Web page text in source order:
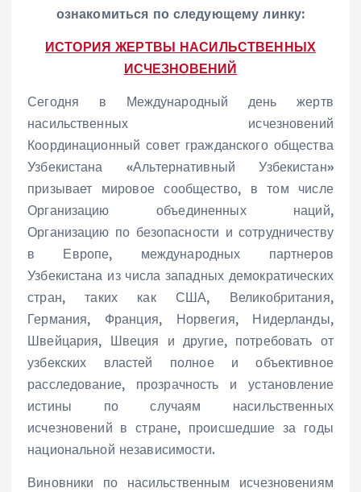
ознакомиться по следующему линку:
ИСТОРИЯ ЖЕРТВЫ НАСИЛЬСТВЕННЫХ
ИСЧЕЗНОВЕНИЙ
Сегодня в Международный день жертв
насильственных исчезновений
Координационный совет гражданского общества
Узбекистана «Альтернативный Узбекистан»
призывает мировое сообщество, в том числе
Организацию объединенных наций,
Организацию по безопасности и сотрудничеству
в Европе, международных партнеров
Узбекистана из числа западных демократических
стран, таких как США, Великобритания,
Германия, Франция, Норвегия, Нидерланды,
Швейцария, Швеция и другие, потребовать от
узбекских властей полное и объективное
расследование, прозрачность и установление
истины по случаям насильственных
исчезновений в стране, происшедшие за годы
национальной независимости.
Виновники по насильственным исчезновениям